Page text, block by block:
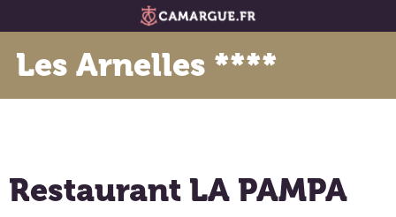
Les Arnelles ****
Restaurant LA PAMPA